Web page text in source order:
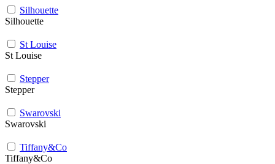
Silhouette
Silhouette
St Louise
St Louise
Stepper
Stepper
Swarovski
Swarovski
Tiffany&Co
Tiffany&Co